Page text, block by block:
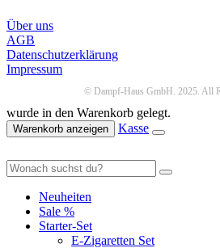
Über uns
AGB
Datenschutzerklärung
Impressum
© Dampf-Haus GmbH. 2025. All
wurde in den Warenkorb gelegt.
Warenkorb anzeigen Kasse
Neuheiten
Sale %
Starter-Set
E-Zigaretten Set